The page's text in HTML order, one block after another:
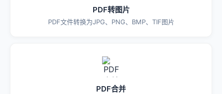
PDF转图片
PDF文件转换为JPG、PNG、BMP、TIF图片
PDF合并